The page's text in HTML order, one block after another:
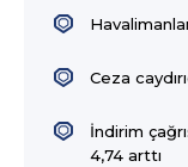
Ceza
İndirim
4,74 arttı